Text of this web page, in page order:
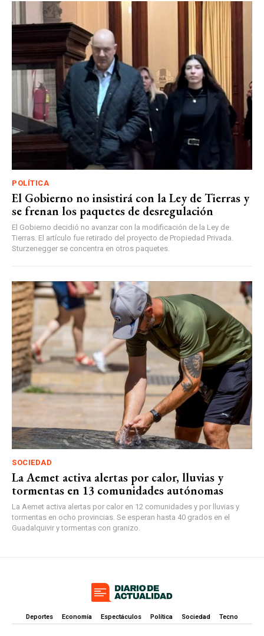
POLÍTICA
El Gobierno no insistirá con la Ley de Tierras y
se frenan los paquetes de desregulación
El Gobierno decidió no avanzar con la modificación de la Ley de
Tierras. El artículo fue retirado del proyecto de Propiedad Privada.
Sturzenegger se concentra en otros paquetes.
SOCIEDAD
La Aemet activa alertas por calor, lluvias y
tormentas en 13 comunidades autónomas
La Aemet activa alertas por calor en 12 comunidades y por lluvias y
tormentas en ocho provincias. Se esperan hasta 40 grados en el
Guadalquivir y tormentas con granizo.
Deportes Economía Espectáculos Política Sociedad Tecno